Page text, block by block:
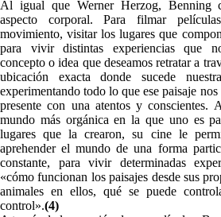
Al igual que Werner Herzog, Benning
aspecto corporal. Para filmar
movimiento, visitar los lugares que
para vivir distintas experiencias que
concepto o idea que deseamos retratar a
ubicación exacta donde sucede
experimentando todo lo que ese paisaje
presente con una atentos y conscientes.
mundo más orgánica en la que uno es
lugares que la crearon, su cine le
aprehender el mundo de una forma
constante, para vivir determinadas
«cómo funcionan los paisajes desde sus
animales en ellos, qué se puede
control».(4)